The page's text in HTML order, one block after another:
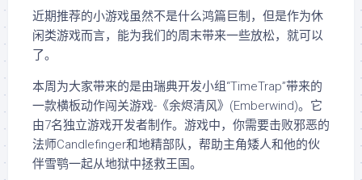
近期推荐的小游戏虽然不是什么鸿篇巨制，但是作为休
闲类游戏而言，能为我们的周末带来一些放松，就可以
了。
本周为大家带来的是由瑞典开发小组“TimeTrap”带来的
一款横板动作闯关游戏-《余烬清风》(Emberwind)。它
由7名独立游戏开发者制作。游戏中，你需要击败邪恶的
法师Candlefinger和地精部队，帮助主角矮人和他的伙
伴雪鹗一起从地狱中拯救王国。